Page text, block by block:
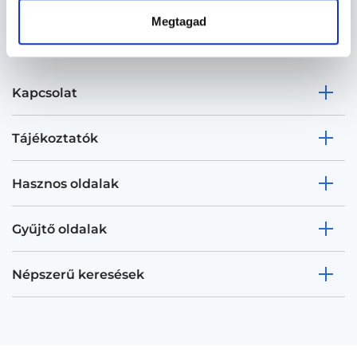
Megtagad
Kapcsolat
Tájékoztatók
Hasznos oldalak
Gyűjtő oldalak
Népszerű keresések